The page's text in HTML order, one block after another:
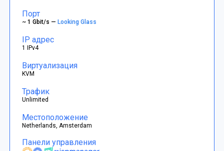
Порт
~ 1 Gbit/s —Looking Glass
IP адрес
1 IPv4
Виртуализация
KVM
Трафик
Unlimited
Местоположение
Netherlands, Amsterdam
Панели управления